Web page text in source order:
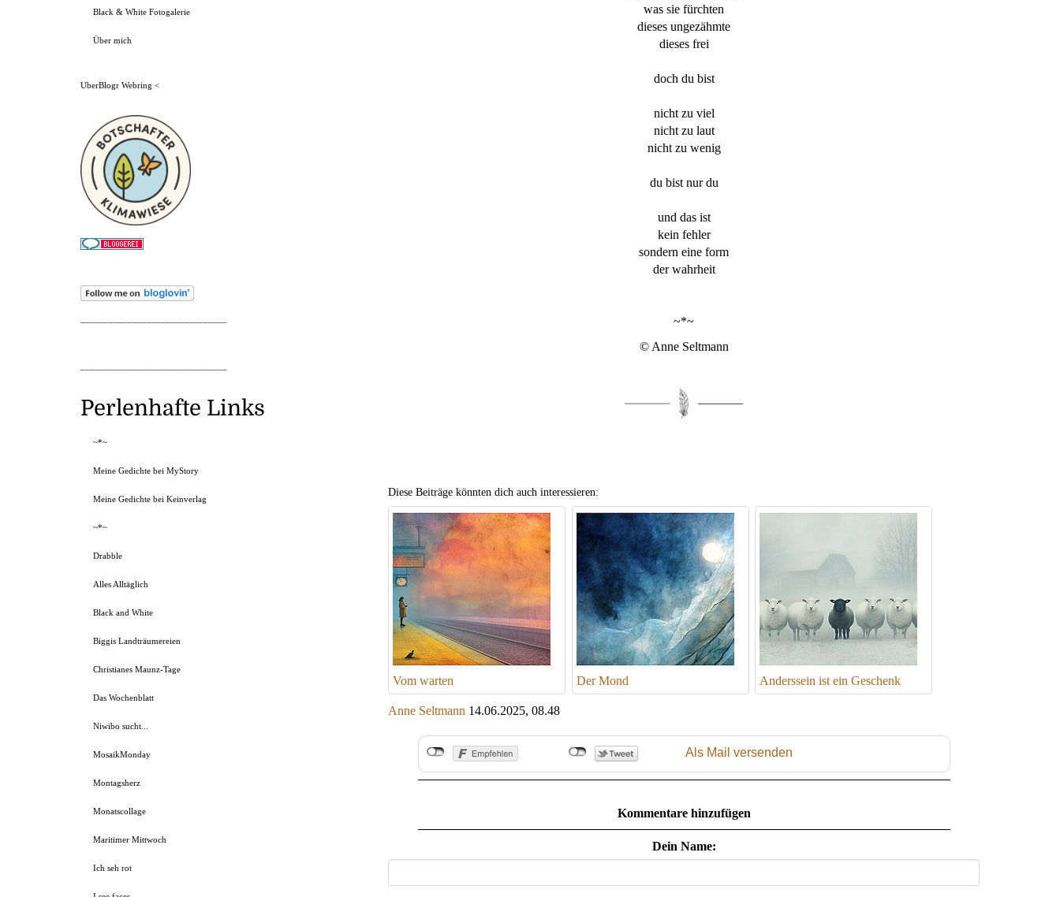
was sie fürchten
dieses ungezähmte
dieses frei
doch du bist
nicht zu viel
nicht zu laut
nicht zu wenig
du bist nur du
und das ist
kein fehler
sondern eine form
der wahrheit
~*~
© Anne Seltmann
Diese Beiträge könnten dich auch interessieren:
Vom warten Der Mond Anderssein ist ein Geschenk
Anne Seltmann 14.06.2025, 08.48
Als Mail versenden
Kommentare hinzufügen
Dein Name:
Black & White Fotogalerie
Über mich
UberBlogr Webring <
Perlenhafte Links
~*~
Meine Gedichte bei MyStory
Meine Gedichte bei Keinverlag
~*~
Drabble
Alles Alltäglich
Black and White
Biggis Landträumereien
Christianes Maunz-Tage
Das Wochenblatt
Niwibo sucht...
MosaikMonday
Montagsherz
Monatscollage
Maritimer Mittwoch
Ich seh rot